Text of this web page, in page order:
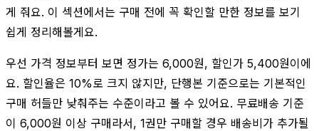
게 줘요. 이 섹션에서는 구매 전에 꼭 확인할 만한 정보를 보기
쉽게 정리해볼게요.
우선 가격 정보부터 보면 정가는 6,000원, 할인가 5,400원이에
요. 할인율은 10%로 크지 않지만, 단행본 기준으로는 기본적인
구매 허들만 낮춰주는 수준이라고 볼 수 있어요. 무료배송 기준
이 6,000원 이상 구매라서, 1권만 구매할 경우 배송비가 추가될